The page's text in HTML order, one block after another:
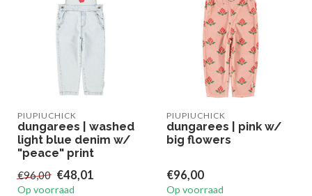
PIUPIUCHICK
dungarees | washed
light blue denim w/
"peace" print
€96,00 €48,01
Op voorraad
PIUPIUCHICK
dungarees | pink w/
big flowers
€96,00
Op voorraad